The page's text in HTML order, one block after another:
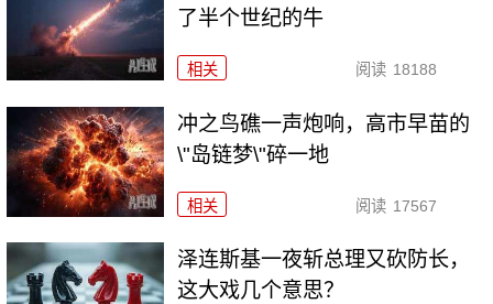
了半个世纪的牛
相关 阅读 18188
冲之鸟礁一声炮响，高市早苗的
\"岛链梦\"碎一地
相关 阅读 17567
泽连斯基一夜斩总理又砍防长，
这大戏几个意思？